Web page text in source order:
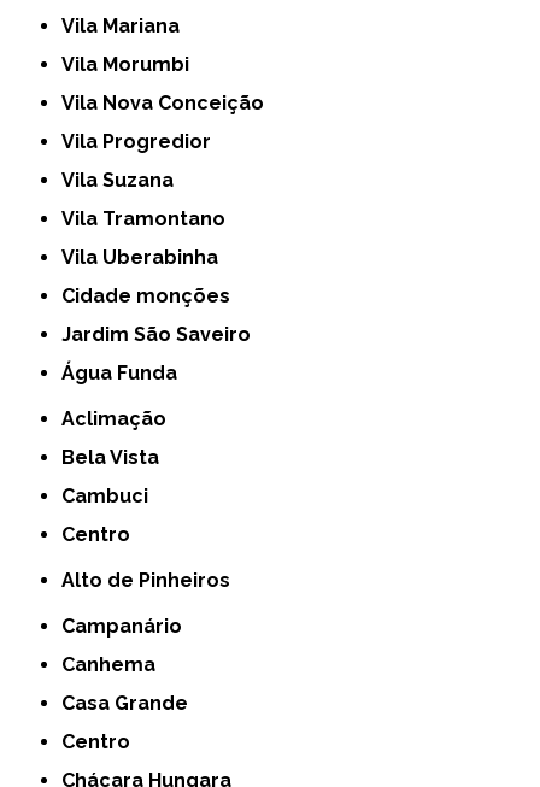
Vila Mariana
Vila Morumbi
Vila Nova Conceição
Vila Progredior
Vila Suzana
Vila Tramontano
Vila Uberabinha
cidade monções
jardim São Saveiro
Água Funda
Aclimação
Bela Vista
Cambuci
Centro
Alto de Pinheiros
Campanário
Canhema
Casa Grande
Centro
Chácara Hungara